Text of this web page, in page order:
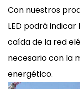
Con nuestros
LED podrá
caída de la red
necesario con la
energético.